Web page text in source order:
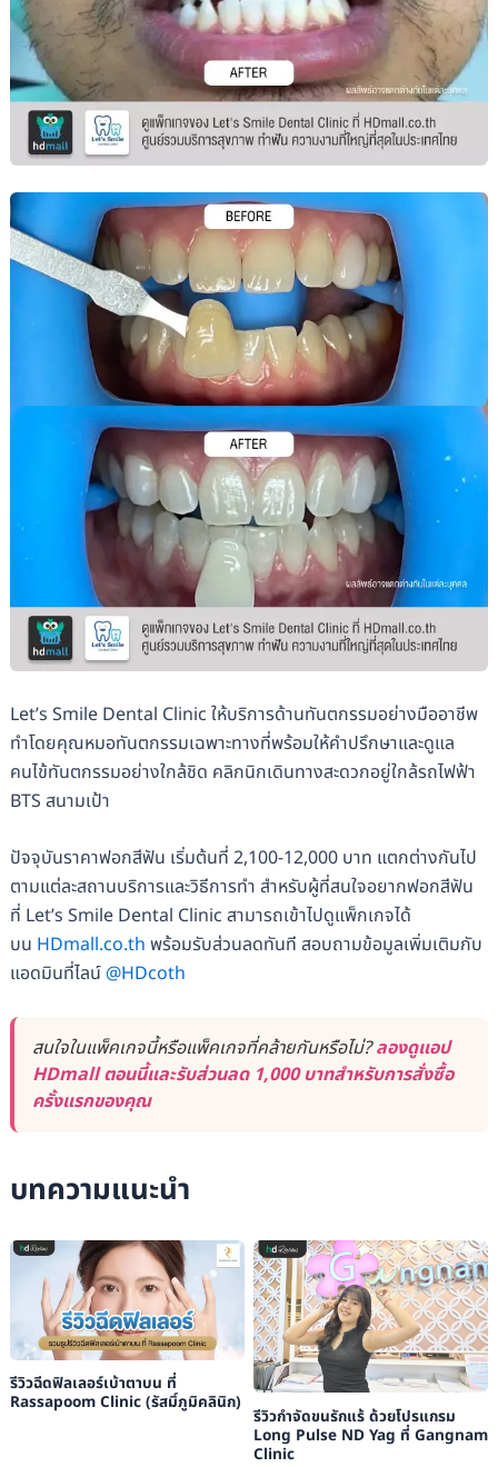
Let’s Smile Dental Clinic ให้บริการด้านทันตกรรมอย่างมืออาชีพ
ทำโดยคุณหมอทันตกรรมเฉพาะทางที่พร้อมให้คำปรึกษาและดูแล
คนไข้ทันตกรรมอย่างใกล้ชิด คลิกนิกเดินทางสะดวกอยู่ใกล้รถไฟฟ้า
BTS สนามเป้า
ปัจจุบันราคาฟอกสีฟัน เริ่มต้นที่ 2,100-12,000 บาท แตกต่างกันไป
ตามแต่ละสถานบริการและวิธีการทำ สำหรับผู้ที่สนใจอยากฟอกสีฟัน
ที่ Let’s Smile Dental Clinic สามารถเข้าไปดูแพ็กเกจได้
บน HDmall.co.th พร้อมรับส่วนลดทันที สอบถามข้อมูลเพิ่มเติมกับ
แอดมินที่ไลน์ @HDcoth
สนใจในแพ็คเกจนี้หรือแพ็คเกจที่คล้ายกันหรือไม่?ลองดูแอป
HDmall ตอนนี้และรับส่วนลด 1,000 บาทสำหรับการสั่งซื้อ
ครั้งแรกของคุณ
บทความแนะนำ
รีวิวฉีดฟิลเลอร์เบ้าตาบน ที่
Rassapoom Clinic (รัสมิ์ภูมิคลินิก)
รีวิวกำจัดขนรักแร้ ด้วยโปรแกรม
Long Pulse ND Yag ที่ Gangnam
Clinic